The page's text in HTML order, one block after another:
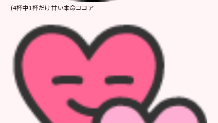
(4杯中1杯だけ甘い本命ココア